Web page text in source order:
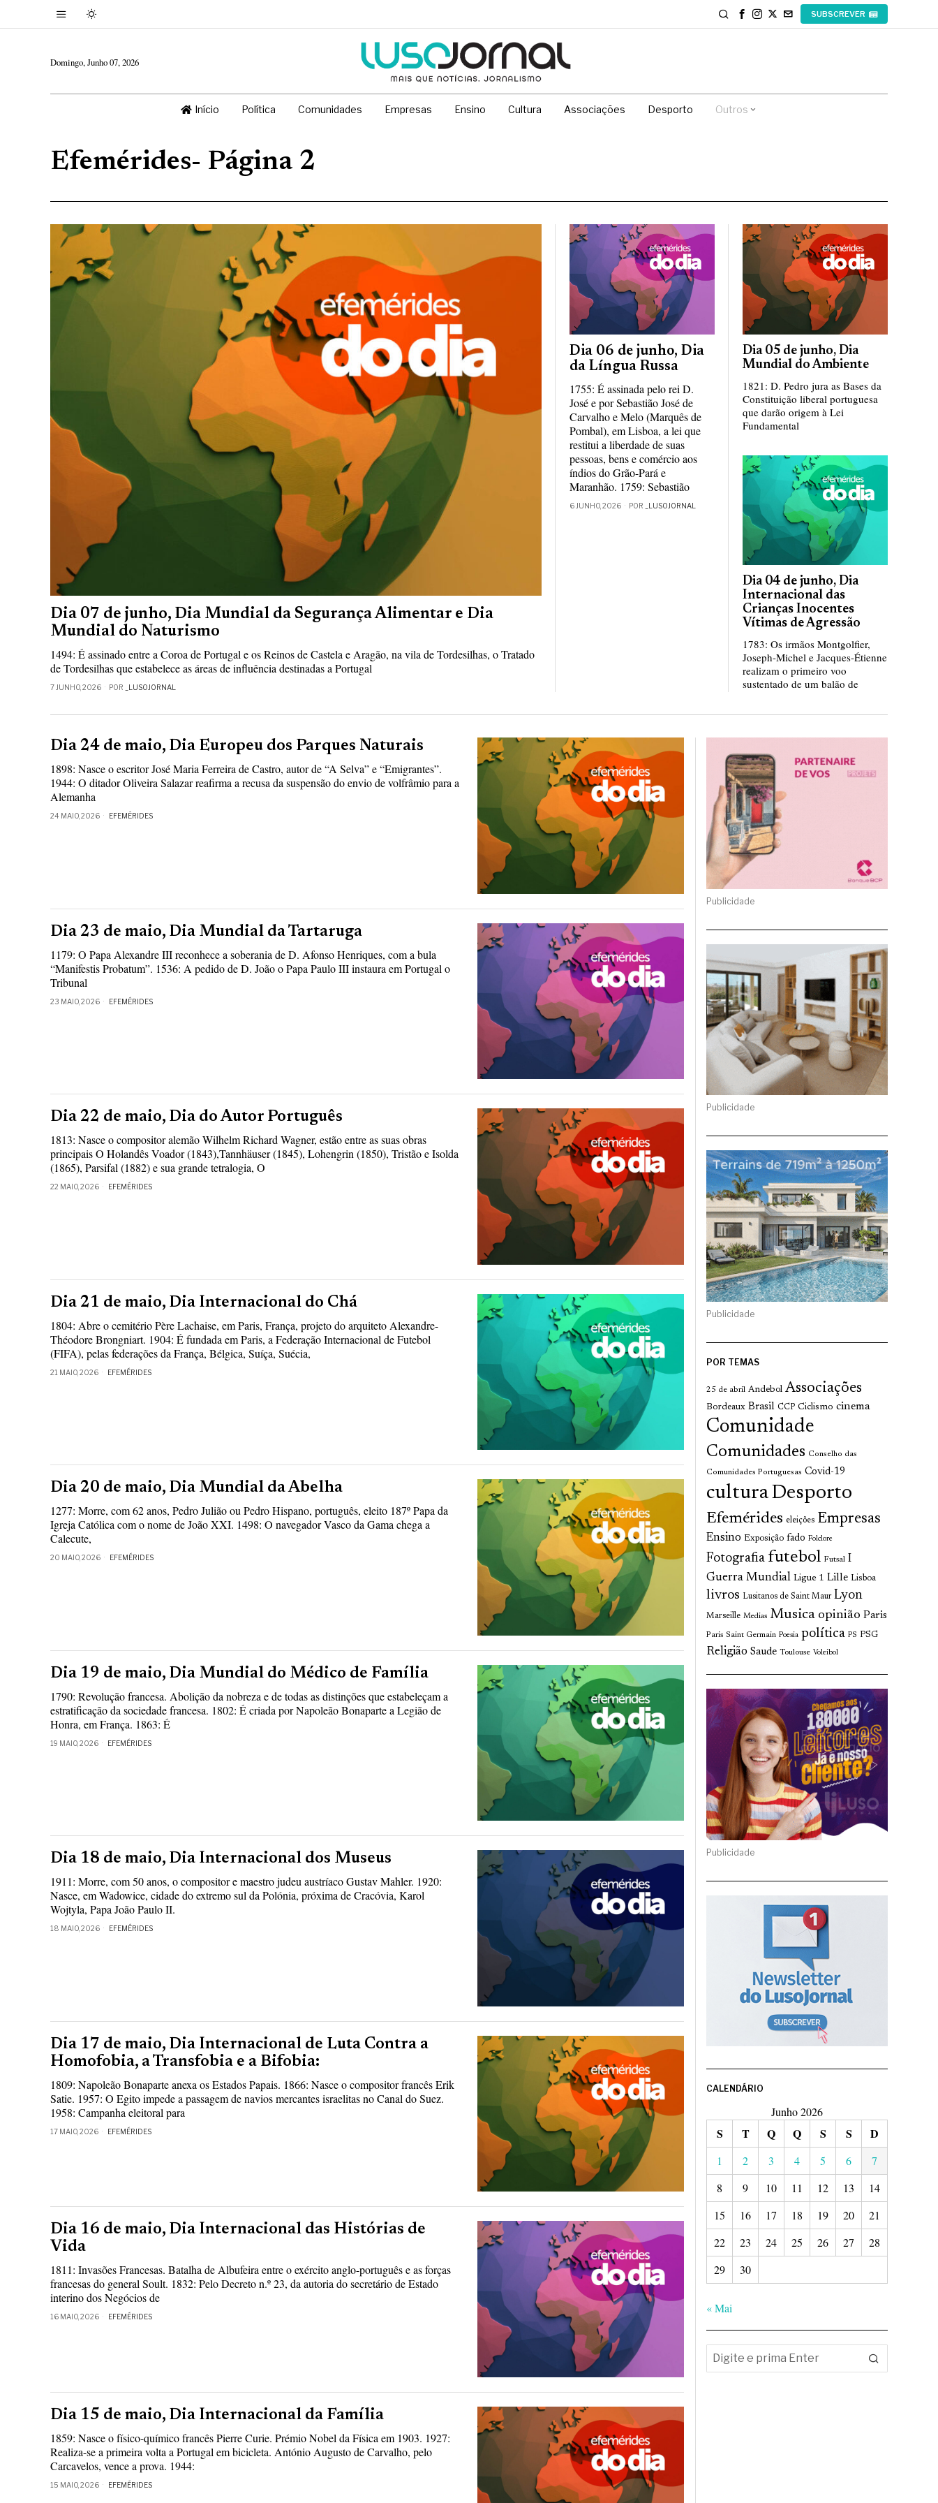
SUBSCREVER
Domingo, Junho 07, 2026
Início Política Comunidades Empresas Ensino Cultura Associações Desporto Outros
Efemérides- Página 2
Dia 07 de junho, Dia Mundial da Segurança Alimentar e Dia
Mundial do Naturismo
1494: É assinado entre a Coroa de Portugal e os Reinos de Castela e Aragão, na vila de Tordesilhas, o Tratado
de Tordesilhas que estabelece as áreas de influência destinadas a Portugal
7 JUNHO, 2026 POR _LUSOJORNAL
Dia 06 de junho, Dia
da Língua Russa
1755: É assinada pelo rei D.
José e por Sebastião José de
Carvalho e Melo (Marquês de
Pombal), em Lisboa, a lei que
restitui a liberdade de suas
pessoas, bens e comércio aos
índios do Grão-Pará e
Maranhão. 1759: Sebastião
6 JUNHO, 2026 POR _LUSOJORNAL
Dia 05 de junho, Dia
Mundial do Ambiente
1821: D. Pedro jura as Bases da
Constituição liberal portuguesa
que darão origem à Lei
Fundamental
Dia 04 de junho, Dia
Internacional das
Crianças Inocentes
Vítimas de Agressão
1783: Os irmãos Montgolfier,
Joseph-Michel e Jacques-Étienne
realizam o primeiro voo
sustentado de um balão de
Dia 24 de maio, Dia Europeu dos Parques Naturais
1898: Nasce o escritor José Maria Ferreira de Castro, autor de “A Selva” e “Emigrantes”.
1944: O ditador Oliveira Salazar reafirma a recusa da suspensão do envio de volfrâmio para a
Alemanha
24 MAIO, 2026 EFEMÉRIDES
Dia 23 de maio, Dia Mundial da Tartaruga
1179: O Papa Alexandre III reconhece a soberania de D. Afonso Henriques, com a bula
“Manifestis Probatum”. 1536: A pedido de D. João o Papa Paulo III instaura em Portugal o
Tribunal
23 MAIO, 2026 EFEMÉRIDES
Dia 22 de maio, Dia do Autor Português
1813: Nasce o compositor alemão Wilhelm Richard Wagner, estão entre as suas obras
principais O Holandês Voador (1843),Tannhäuser (1845), Lohengrin (1850), Tristão e Isolda
(1865), Parsifal (1882) e sua grande tetralogia, O
22 MAIO, 2026 EFEMÉRIDES
Dia 21 de maio, Dia Internacional do Chá
1804: Abre o cemitério Père Lachaise, em Paris, França, projeto do arquiteto Alexandre-
Théodore Brongniart. 1904: É fundada em Paris, a Federação Internacional de Futebol
(FIFA), pelas federações da França, Bélgica, Suíça, Suécia,
21 MAIO, 2026 EFEMÉRIDES
Dia 20 de maio, Dia Mundial da Abelha
1277: Morre, com 62 anos, Pedro Julião ou Pedro Hispano, português, eleito 187º Papa da
Igreja Católica com o nome de João XXI. 1498: O navegador Vasco da Gama chega a
Calecute,
20 MAIO, 2026 EFEMÉRIDES
Dia 19 de maio, Dia Mundial do Médico de Família
1790: Revolução francesa. Abolição da nobreza e de todas as distinções que estabeleçam a
estratificação da sociedade francesa. 1802: É criada por Napoleão Bonaparte a Legião de
Honra, em França. 1863: É
19 MAIO, 2026 EFEMÉRIDES
Dia 18 de maio, Dia Internacional dos Museus
1911: Morre, com 50 anos, o compositor e maestro judeu austríaco Gustav Mahler. 1920:
Nasce, em Wadowice, cidade do extremo sul da Polónia, próxima de Cracóvia, Karol
Wojtyla, Papa João Paulo II.
18 MAIO, 2026 EFEMÉRIDES
Dia 17 de maio, Dia Internacional de Luta Contra a
Homofobia, a Transfobia e a Bifobia:
1809: Napoleão Bonaparte anexa os Estados Papais. 1866: Nasce o compositor francês Erik
Satie. 1957: O Egito impede a passagem de navios mercantes israelitas no Canal do Suez.
1958: Campanha eleitoral para
17 MAIO, 2026 EFEMÉRIDES
Dia 16 de maio, Dia Internacional das Histórias de
Vida
1811: Invasões Francesas. Batalha de Albufeira entre o exército anglo-português e as forças
francesas do general Soult. 1832: Pelo Decreto n.º 23, da autoria do secretário de Estado
interino dos Negócios de
16 MAIO, 2026 EFEMÉRIDES
Dia 15 de maio, Dia Internacional da Família
1859: Nasce o físico-químico francês Pierre Curie. Prémio Nobel da Física em 1903. 1927:
Realiza-se a primeira volta a Portugal em bicicleta. António Augusto de Carvalho, pelo
Carcavelos, vence a prova. 1944:
15 MAIO, 2026 EFEMÉRIDES
Publicidade
Publicidade
Publicidade
POR TEMAS
25 de abril Andebol Associações
Bordeaux Brasil CCP Ciclismo cinema
Comunidade
Comunidades Conselho das
Comunidades Portuguesas Covid-19
culturaDesporto
Efemérides eleições Empresas
Ensino Exposição fado Folclore
Fotografia futebol Futsal I
Guerra Mundial Ligue 1 Lille Lisboa
livros Lusitanos de Saint Maur Lyon
Marseille Medias Musica opinião Paris
Paris Saint Germain Poesia política PS PSG
Religião Saude Toulouse Voleibol
Publicidade
CALENDÁRIO
Junho 2026
S T Q Q S S D
1 2 3 4 5 6
7
8
9 10 11 12 13
14
15
16 17 18 19 20
21
22
23 24 25 26 27
28
29
30
« Mai